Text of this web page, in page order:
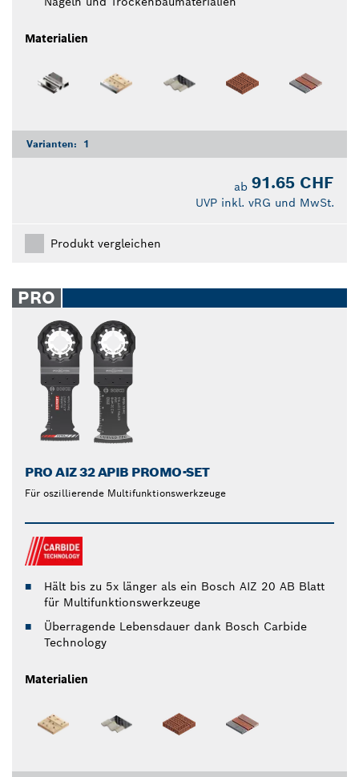
Materialien
Varianten: 1
ab 91.65 CHF
UVP inkl. vRG und MwSt.
Produkt vergleichen
PRO
PRO AIZ 32 APIB PROMO-SET
Für oszillierende Multifunktionswerkzeuge
Hält bis zu 5x länger als ein Bosch AIZ 20 AB Blatt
für Multifunktionswerkzeuge
Überragende Lebensdauer dank Bosch Carbide
Technology
Materialien